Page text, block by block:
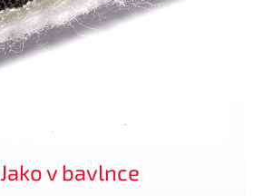
Jako v bavlnce